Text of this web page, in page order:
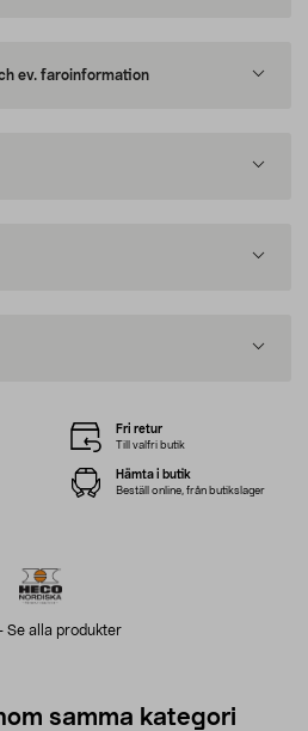
ev. faroinformation
- Se alla produkter
Fri retur
Till valfri butik
Hämta i butik
Beställ online, från butikslager
samma kategori